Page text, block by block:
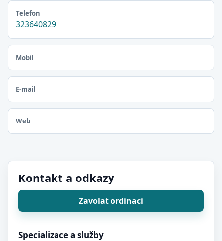
Telefon
323640829
Mobil
E-mail
Web
Kontakt a odkazy
Zavolat ordinaci
Specializace a služby